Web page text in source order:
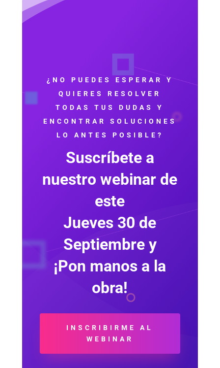
¿NO PUEDES ESPERAR Y
QUIERES RESOLVER
TODAS TUS DUDAS Y
ENCONTRAR SOLUCIONES
LO ANTES POSIBLE?
Suscríbete a
nuestro webinar de
este
Jueves 30 de
Septiembre y
¡Pon manos a la
obra!
INSCRIBIRME AL
WEBINAR